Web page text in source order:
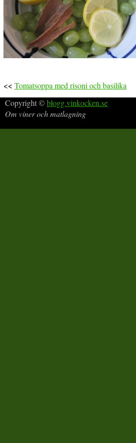
<< Tomatsoppa med risoni och basilika
Copyright ©blogg.vinkocken.se
Om viner och matlagning